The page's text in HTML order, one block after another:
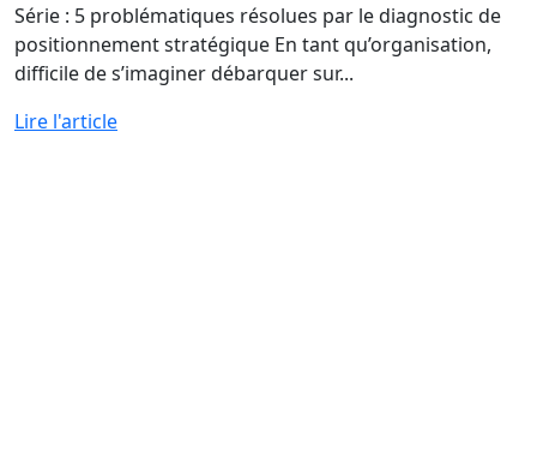
Série : 5 problématiques résolues par le diagnostic de
positionnement stratégique En tant qu’organisation,
difficile de s’imaginer débarquer sur...
Lire l'article